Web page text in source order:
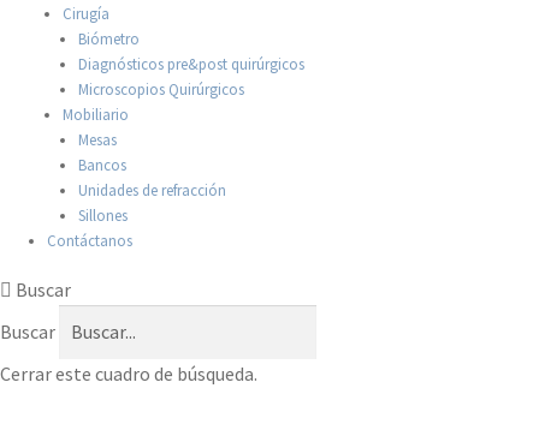
Cirugía
Biómetro
Diagnósticos pre&post quirúrgicos
Microscopios Quirúrgicos
Mobiliario
Mesas
Bancos
Unidades de refracción
Sillones
Contáctanos
Buscar
Buscar
Cerrar este cuadro de búsqueda.